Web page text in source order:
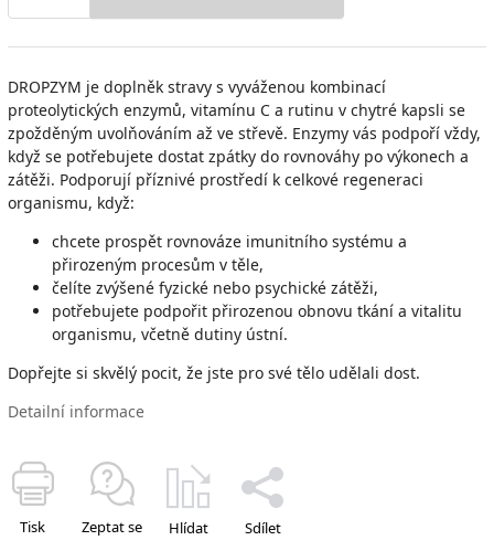
DROPZYM je doplněk stravy s vyváženou kombinací
proteolytických enzymů, vitamínu C a rutinu v chytré kapsli se
zpožděným uvolňováním až ve střevě. Enzymy vás podpoří vždy,
když se potřebujete dostat zpátky do rovnováhy po výkonech a
zátěži. Podporují příznivé prostředí k celkové regeneraci
organismu, když:
chcete prospět rovnováze imunitního systému a
přirozeným procesům v těle,
čelíte zvýšené fyzické nebo psychické zátěži,
potřebujete podpořit přirozenou obnovu tkání a vitalitu
organismu, včetně dutiny ústní.
Dopřejte si skvělý pocit, že jste pro své tělo udělali dost.
Detailní informace
Tisk Zeptat se Hlídat Sdílet